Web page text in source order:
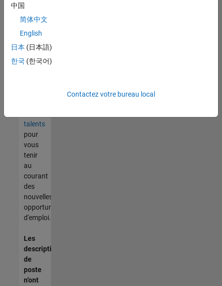
trouvez
pas
d'offre
corresponde
à vos
talents
pour
vous
tenir
au
courant
des
nouvelles
opportunités
d'emploi.
Les
descriptions
de
poste
n’ont
中国
简体中文
English
日本 (日本語)
한국 (한국어)
Contactez votre bureau local